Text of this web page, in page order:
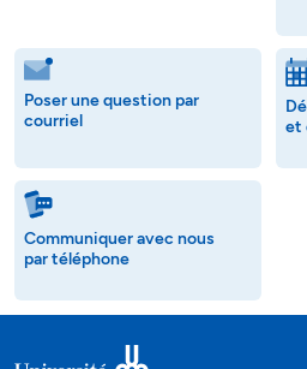
Poser une question par
courriel
et
Communiquer avec nous
par téléphone